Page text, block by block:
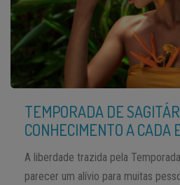
TEMPORADA DE
CONHECIMENTO A CADA
A liberdade trazida pela
parecer um alívio para muitas